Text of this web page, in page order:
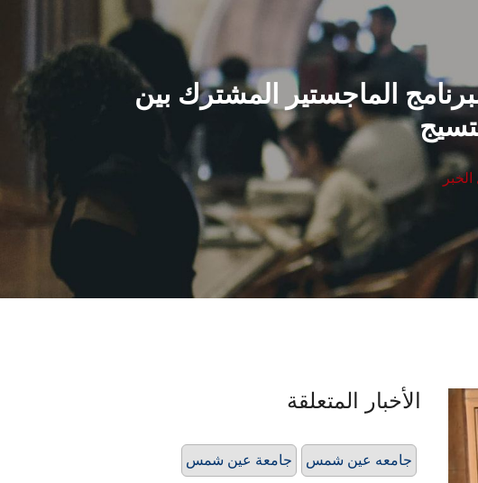
الماجستير المشترك بين
الأخبار المتعلقة
جامعة عين شمس جامعه عين شمس